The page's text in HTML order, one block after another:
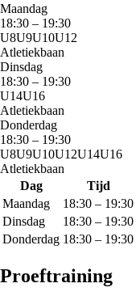
Maandag
18:30 – 19:30
U8U9U10U12
Atletiekbaan
Dinsdag
18:30 – 19:30
U14U16
Atletiekbaan
Donderdag
18:30 – 19:30
U8U9U10U12U14U16
Atletiekbaan
Dag
Tijd
Maandag
18:30 – 19:30
Dinsdag
18:30 – 19:30
Donderdag 18:30 – 19:30
Proeftraining